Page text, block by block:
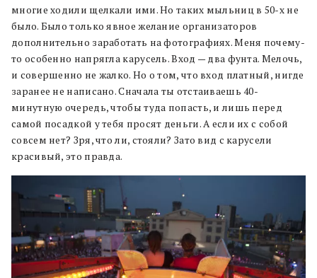
многие ходили щелкали ими. Но таких мыльниц в 50-х не
было. Было только явное желание организаторов
дополнительно заработать на фотографиях. Меня почему-
то особенно напрягла карусель. Вход — два фунта. Мелочь,
и совершенно не жалко. Но о том, что вход платный, нигде
заранее не написано. Сначала ты отстаиваешь 40-
минутную очередь, чтобы туда попасть, и лишь перед
самой посадкой у тебя просят деньги. А если их с собой
совсем нет? Зря, что ли, стояли? Зато вид с карусели
красивый, это правда.